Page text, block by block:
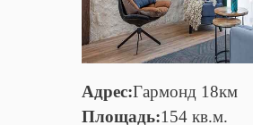
Адрес:Гармонд 18км
Площадь:154 кв.м.